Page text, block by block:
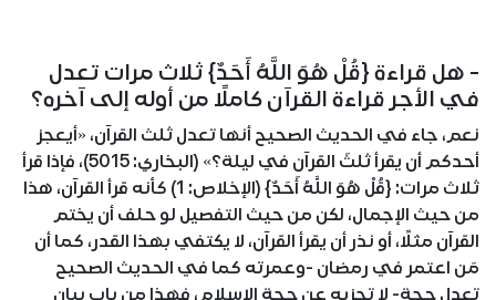
- هل قراءة {قُلْ هُوَ اللَّهُ أَحَدٌ} ثلاث مرات تعدل
في الأجر قراءة القرآن كاملًا من أوله إلى آخره؟
نعم، جاء في الحديث الصحيح أنها تعدل ثلث القرآن، «أيعجز
أحدكم أن يقرأ ثلثَ القرآن في ليلة؟» (البخاري: 5015)، فإذا قرأ
ثلاث مرات: {قُلْ هُوَ اللَّهُ أَحَدٌ} (الإخلاص: 1) كأنه قرأ القرآن، هذا
من حيث الإجمال، لكن من حيث التفصيل لو حلف أن يختم
القرآن مثلًا، أو نذر أن يقرأ القرآن، لا يكتفي بهذا القدر، كما أن
مَن اعتمر في رمضان -وعمرته كما في الحديث الصحيح
تعدل حجة- لا تجزيه عن حجة الإسلام، فهذا من باب بيان